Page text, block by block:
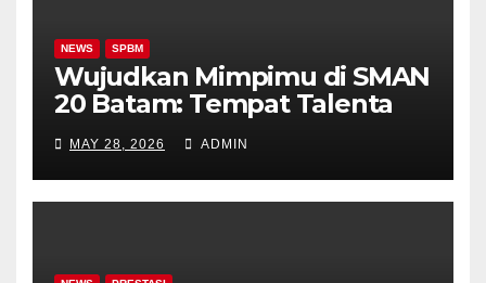
NEWS SPBM
Wujudkan Mimpimu di SMAN
20 Batam: Tempat Talenta
MAY 28, 2026 ADMIN